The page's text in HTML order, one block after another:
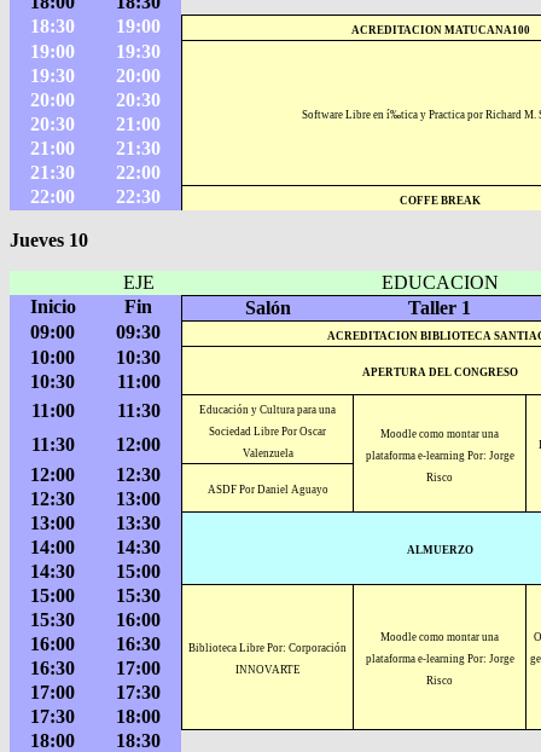
18:30
19:00 ACREDITACION MATUCANA100
19:00 19:30
Software Libre en í‰tica y Practica por Richard M.
19:30
20:00
20:00
20:30
20:30
21:00
21:00
21:30
21:30
22:00
22:00
22:30 COFFE BREAK
Jueves 10
EJE
EDUCACION
Inicio
Fin Salón
Taller 1
09:00
09:30 ACREDITACION BIBLIOTECA
10:00 10:30
APERTURA DEL CONGRESO
10:30
11:00
11:00
11:30
Educación y Cultura para una
Sociedad Libre Por Oscar
Valenzuela
Moodle como montar una
plataforma e-learning Por: Jorge
Risco
11:30
12:00
12:00
12:30
ASDF Por Daniel Aguayo
12:30
13:00
13:00
13:30
ALMUERZO
14:00
14:30
14:30
15:00
15:00
15:30
Biblioteca Libre Por: Corporación
INNOVARTE
Moodle como montar una
plataforma e-learning Por: Jorge
Risco
15:30
16:00
16:00
16:30
16:30
17:00
17:00
17:30
17:30
18:00
18:00
18:30